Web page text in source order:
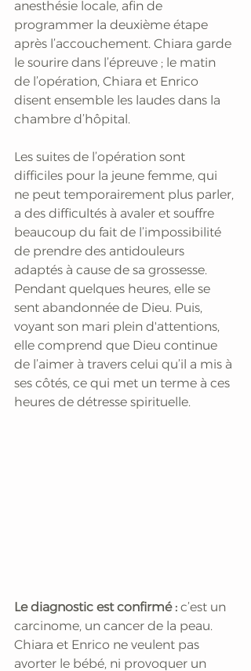
anesthésie locale, afin de
programmer la deuxième étape
après l’accouchement. Chiara garde
le sourire dans l’épreuve ; le matin
de l’opération, Chiara et Enrico
disent ensemble les laudes dans la
chambre d’hôpital.
Les suites de l’opération sont
difficiles pour la jeune femme, qui
ne peut temporairement plus parler,
a des difficultés à avaler et souffre
beaucoup du fait de l’impossibilité
de prendre des antidouleurs
adaptés à cause de sa grossesse.
Pendant quelques heures, elle se
sent abandonnée de Dieu. Puis,
voyant son mari plein d'attentions,
elle comprend que Dieu continue
de l’aimer à travers celui qu’il a mis à
ses côtés, ce qui met un terme à ces
heures de détresse spirituelle.
Le diagnostic est confirmé : c’est un
carcinome, un cancer de la peau.
Chiara et Enrico ne veulent pas
avorter le bébé, ni provoquer un